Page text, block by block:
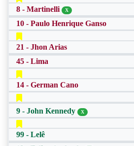
8 - Martinelli X
10 - Paulo Henrique Ganso
21 - Jhon Arias
45 - Lima
14 - German Cano
9 - John Kennedy X
99 - Lelê